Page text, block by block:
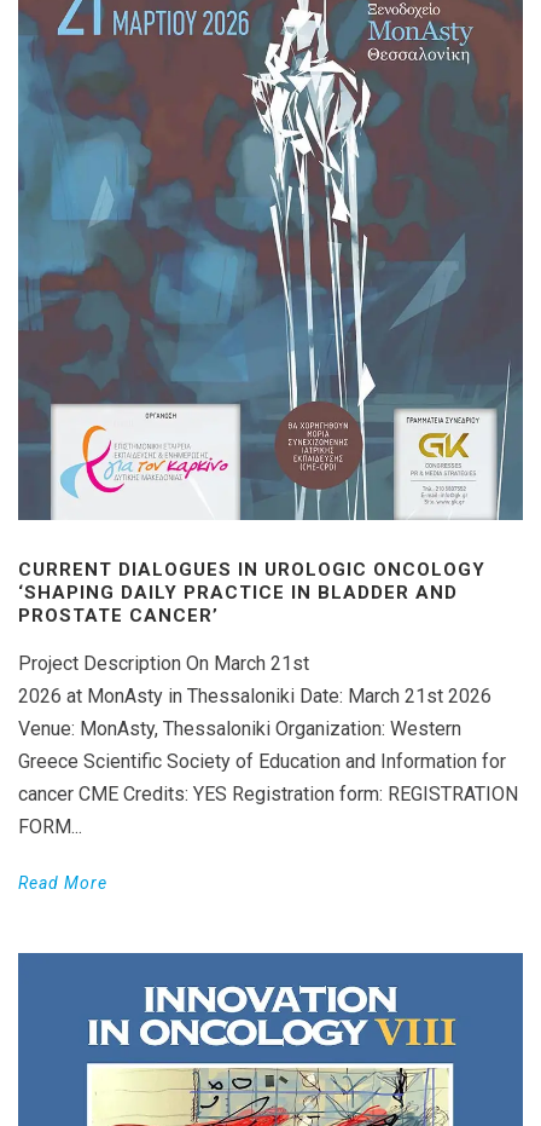
CURRENT DIALOGUES IN UROLOGIC ONCOLOGY
‘SHAPING DAILY PRACTICE IN BLADDER AND
PROSTATE CANCER’
Project Description On March 21st
2026 at MonAsty in Thessaloniki Date: March 21st 2026
Venue: MonAsty, Thessaloniki Organization: Western
Greece Scientific Society of Education and Information for
cancer CME Credits: YES Registration form: REGISTRATION
FORM...
Read More